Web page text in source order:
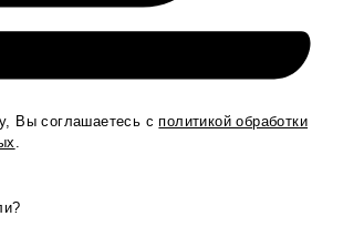
Вы соглашаетесь сполитикой обработки